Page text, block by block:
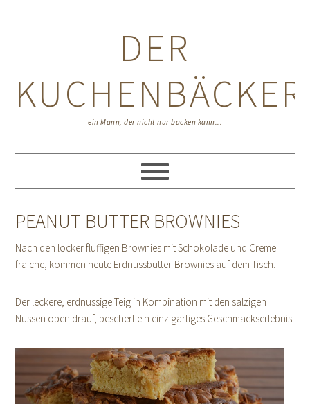
DER
KUCHENBÄCKER
ein Mann, der nicht nur backen kann...
PEANUT BUTTER BROWNIES
Nach den locker fluffigen Brownies mit Schokolade und Creme
fraiche, kommen heute Erdnussbutter-Brownies auf dem Tisch.
Der leckere, erdnussige Teig in Kombination mit den salzigen
Nüssen oben drauf, beschert ein einzigartiges Geschmackserlebnis.